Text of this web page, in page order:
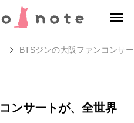
BTSジンの大阪ファンコンサ
ンサートが、全世界